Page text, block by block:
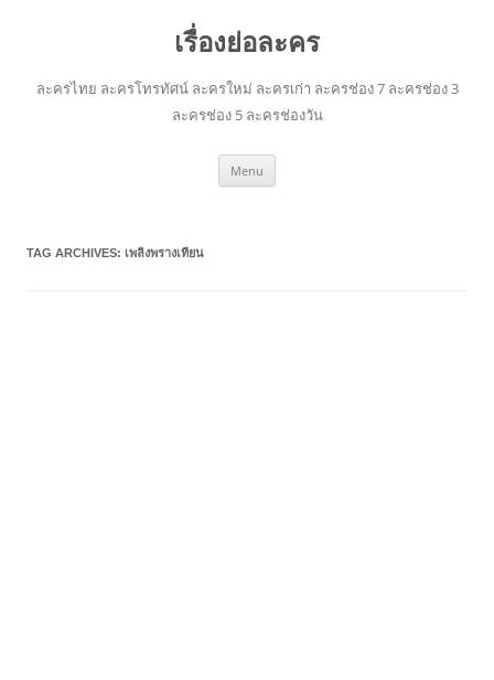
เรื่องย่อละคร
ละครไทย ละครโทรทัศน์ ละครใหม่ ละครเก่า ละครช่อง 7 ละครช่อง 3
ละครช่อง 5 ละครช่องวัน
Menu
TAG ARCHIVES: เพลิงพรางเทียน